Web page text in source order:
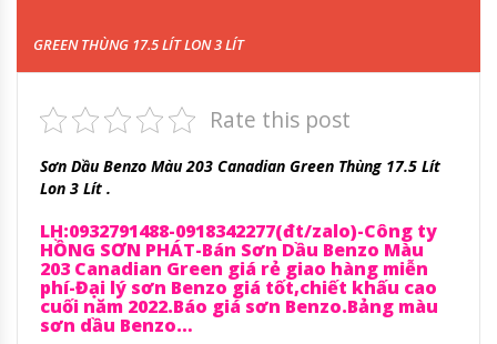
GREEN THÙNG 17.5 LÍT LON 3 LÍT
Rate this post
Sơn Dầu Benzo Màu 203 Canadian Green Thùng 17.5 Lít
Lon 3 Lít .
LH:0932791488-0918342277(đt/zalo)-Công ty
HỒNG SƠN PHÁT-Bán Sơn Dầu Benzo Màu
203 Canadian Green giá rẻ giao hàng miễn
phí-Đại lý sơn Benzo giá tốt,chiết khấu cao
cuối năm 2022.Báo giá sơn Benzo.Bảng màu
sơn dầu Benzo…